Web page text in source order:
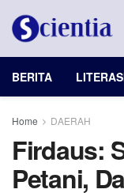
BERITA
Home DAERAH
Firdaus:
Petani,